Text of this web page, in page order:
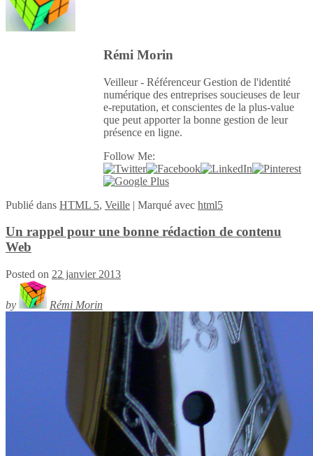
Rémi Morin
Veilleur - Référenceur Gestion de l'identité
numérique des entreprises soucieuses de leur
e-reputation, et conscientes de la plus-value
que peut apporter la bonne gestion de leur
présence en ligne.
Follow Me:
Publié dans HTML 5, Veille | Marqué avec html5
Un rappel pour une bonne rédaction de contenu
Web
Posted on 22 janvier 2013
by Rémi Morin